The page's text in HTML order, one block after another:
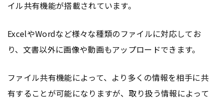
イル共有機能が搭載されています。
ExcelやWordなど様々な種類のファイルに対応してお
り、文書以外に画像や動画もアップロードできます。
ファイル共有機能によって、より多くの情報を相手に共
有することが可能になりますが、取り扱う情報によって